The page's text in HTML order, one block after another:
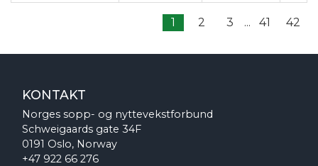
1 2 3 ... 41 42
KONTAKT
Norges sopp- og nyttevekstforbund
Schweigaards gate 34F
0191 Oslo, Norway
+47 922 66 276